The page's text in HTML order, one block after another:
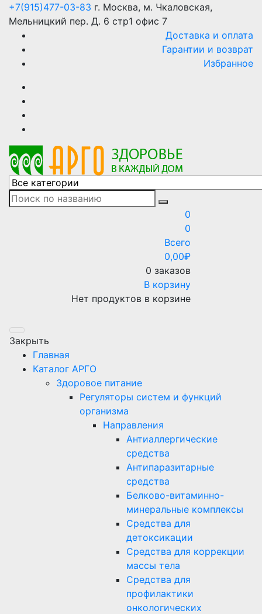
Skip
content
+7(915)477-03-83 г. Москва, м. Чкаловская,
Мельницкий пер. Д. 6 стр1 офис 7
Доставка и оплата
Гарантии и возврат
Избранное
АРГО интернет магазин, доставка в Москве и по всей
России
АРГО каталог каталог продукции, официальные цены
0
0
Всего
0,00₽
0 заказов
В корзину
Нет продуктов в корзине
Закрыть
Главная
Каталог АРГО
Здоровое питание
Регуляторы систем и функций
организма
Направления
Антиаллергические
средства
Антипаразитарные
средства
Белково-витаминно-
минеральные комплексы
Средства для
детоксикации
Средства для коррекции
массы тела
Средства для
профилактики
онкологических